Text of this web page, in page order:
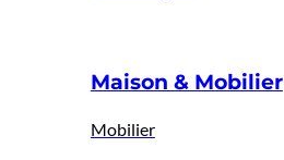
Maison & Mobilier
Mobilier